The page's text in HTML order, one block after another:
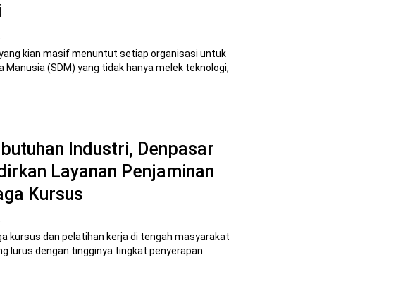
kian masif menuntut setiap organisasi untuk
Manusia (SDM) yang tidak hanya melek teknologi,
Industri, Denpasar
Layanan Penjaminan
Kursus
kursus dan pelatihan kerja di tengah masyarakat
lurus dengan tingginya tingkat penyerapan